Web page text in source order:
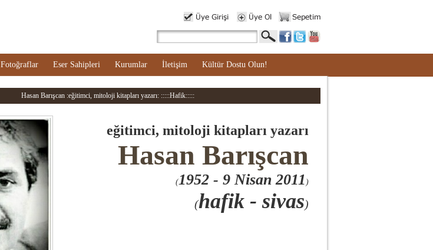
Fotoğraflar Eser Sahipleri Kurumlar İletişim Kültür Dostu Olun!
Hasan Barışcan :eğitimci, mitoloji kitapları yazarı: :::::Hafik:::::
eğitimci, mitoloji kitapları yazarı
Hasan Barışcan
(1952 - 9 Nisan 2011 )
(hafik - sivas)